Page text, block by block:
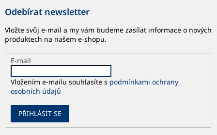
Odebírat newsletter
Vložte svůj e-mail a my vám budeme zasílat informace o nových
produktech na našem e-shopu.
E-mail
Vložením e-mailu souhlasíte s podmínkami ochrany
osobních údajů
PŘIHLÁSIT SE